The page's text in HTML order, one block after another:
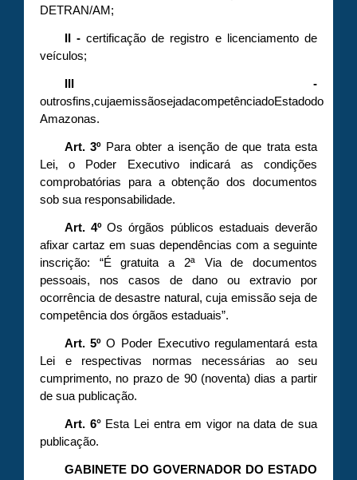
DETRAN/AM;
II -certificação de registro e licenciamento de
veículos;
III -
outrosfins,cujaemissãosejadacompetênciadoEstadodo
Amazonas.
Art. 3º Para obter a isenção de que trata esta
Lei, o Poder Executivo indicará as condições
comprobatórias para a obtenção dos documentos
sob sua responsabilidade.
Art. 4ºOs órgãos públicos estaduais deverão
afixar cartaz em suas dependências com a seguinte
inscrição: “É gratuita a 2ª Via de documentos
pessoais, nos casos de dano ou extravio por
ocorrência de desastre natural, cuja emissão seja de
competência dos órgãos estaduais”.
Art. 5ºO Poder Executivo regulamentará esta
Lei e respectivas normas necessárias ao seu
cumprimento, no prazo de 90 (noventa) dias a partir
de sua publicação.
Art. 6°Esta Lei entra em vigor na data de sua
publicação.
GABINETE DO GOVERNADOR DO ESTADO